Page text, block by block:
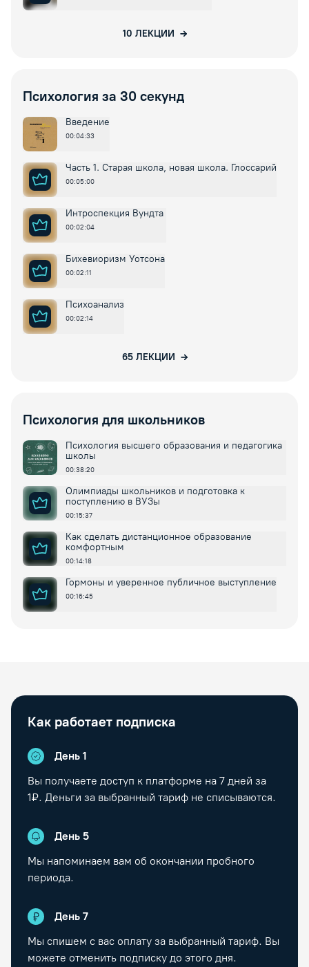
10 ЛЕКЦИИ
Психология за 30 секунд
Введение
00:04:33
Часть 1. Старая школа, новая школа. Глоссарий
00:05:00
Интроспекция Вундта
00:02:04
Бихевиоризм Уотсона
00:02:11
Психоанализ
00:02:14
65ЛЕКЦИИ
Психология для школьников
Психология высшего образования и педагогика
школы
00:38:20
Олимпиады школьников и подготовка к
поступлению в ВУЗы
00:15:37
Как сделать дистанционное образование
комфортным
00:14:18
Гормоны и уверенное публичное выступление
00:16:45
Как работает подписка
День 1
Вы получаете доступ к платформе на 7 дней за
1₽. Деньги за выбранный тариф не списываются.
День 5
Мы напоминаем вам об окончании пробного
периода.
День 7
Мы спишем с вас оплату за выбранный тариф. Вы
можете отменить подписку до этого дня.